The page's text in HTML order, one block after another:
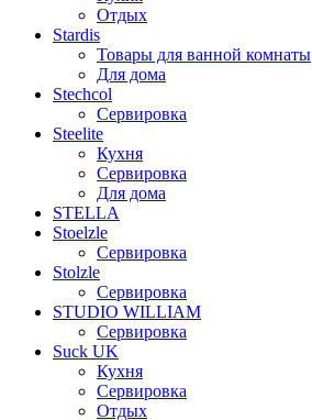
Отдых
Stardis
Товары для ванной комнаты
Для дома
Stechcol
Сервировка
Steelite
Кухня
Сервировка
Для дома
STELLA
Stoelzle
Сервировка
Stolzle
Сервировка
STUDIO WILLIAM
Сервировка
Suck UK
Кухня
Сервировка
Отдых